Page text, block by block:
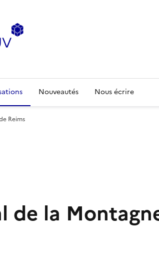
Nouveautés Nous écrire
Reims
de la